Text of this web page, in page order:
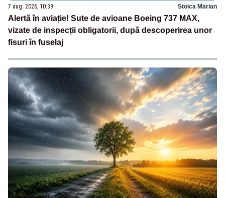
7 aug. 2026, 10:39 Stoica Marian
Alertă în aviație! Sute de avioane Boeing 737 MAX,
vizate de inspecții obligatorii, după descoperirea unor
fisuri în fuselaj